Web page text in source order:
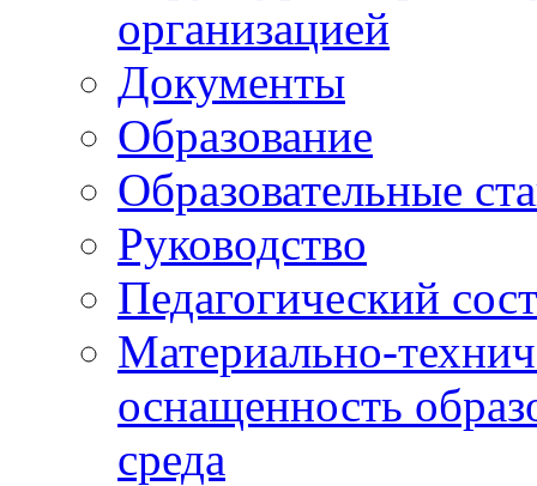
организацией
Документы
Образование
Образовательные
Руководство
Педагогический
Материально-
оснащенность
среда